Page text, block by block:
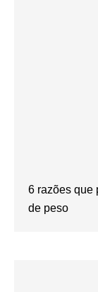
6 razões que
de peso